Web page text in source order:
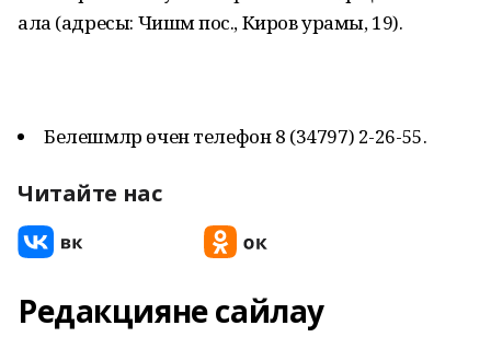
ала (адресы: Чишмә пос., Киров урамы, 19).
Белешмәләр өчен телефон 8 (34797) 2-26-55.
Читайте нас
Редакцияне сайлау